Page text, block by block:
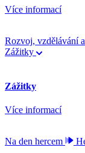
Více informací
Rozvoj, vzdělávání
Zážitky
Zážitky
Více informací
Na den hercem